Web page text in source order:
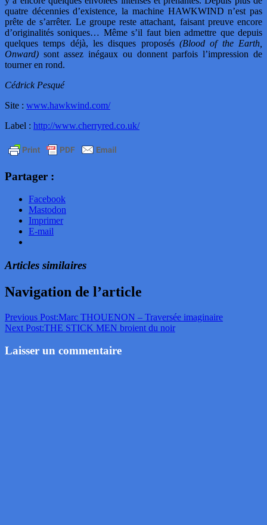
quatre décennies d’existence, la machine HAWKWIND n’est pas
prête de s’arrêter. Le groupe reste attachant, faisant preuve encore
d’originalités soniques… Même s’il faut bien admettre que depuis
quelques temps déjà, les disques proposés (Blood of the Earth,
Onward) sont assez inégaux ou donnent parfois l’impression de
tourner en rond.
Cédrick Pesqué
Site : www.hawkwind.com/
Label : http://www.cherryred.co.uk/
Partager :
Facebook
Mastodon
Imprimer
E-mail
Articles similaires
Navigation de l’article
Previous Post:Marc THOUENON – Traversée imaginaire
Next Post:THE STICK MEN broient du noir
Laisser un commentaire